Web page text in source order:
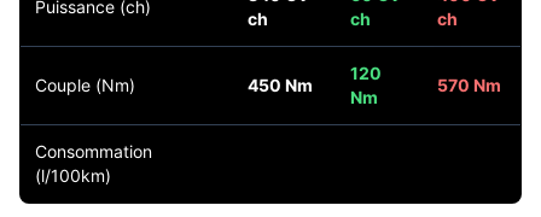
Puissance (ch)
ch
ch
ch
Couple (Nm) 450 Nm
120
Nm
570 Nm
Consommation
(l/100km)